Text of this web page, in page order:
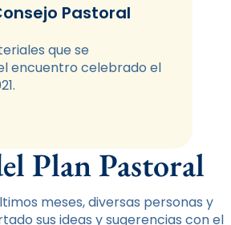
Pastoral
que se
encuentro celebrado el
Plan Pastoral
meses, diversas personas y
sus ideas y sugerencias con el